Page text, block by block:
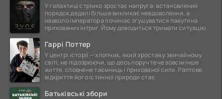
У галактиці стрімко зростає напруга: встановлений
порядок дедалі більше викликає невдоволення, а
навколо імператора починає згущуватися павутина
прихованих інтриг. Йому доводиться тримати ситуацію
Гаррі Поттер
У центрі історії — хлопчик, який зростав у звичайному
світі, не підозрюючи, що десь поруч тече зовсім інше
життя, сповнене таємниць і прихованої сили. Раптове
відкриття його істинної природи стає
Батьківські збори